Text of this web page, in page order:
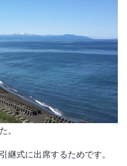
。
継式に出席するためです。